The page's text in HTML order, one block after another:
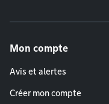
Mon compte
Avis et alertes
Créer mon compte